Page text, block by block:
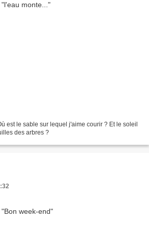
est le sable sur lequel j'aime courir ? Et le soleil
des arbres ?